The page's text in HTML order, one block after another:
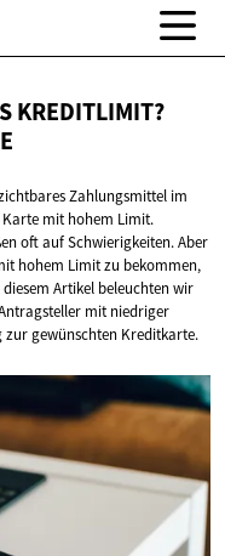
KREDITLIMIT?
Zahlungsmittel im
mit hohem Limit.
oft auf Schwierigkeiten. Aber
hohem Limit zu bekommen,
Artikel beleuchten wir
mit niedriger
zur gewünschten Kreditkarte.